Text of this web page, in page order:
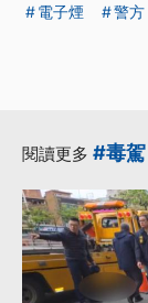
電子煙
警方
閱讀更多 #毒駕